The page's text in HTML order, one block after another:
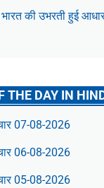
भारत की उभरती हुई
THE DAY IN
07-08-2026
06-08-2026
05-08-2026